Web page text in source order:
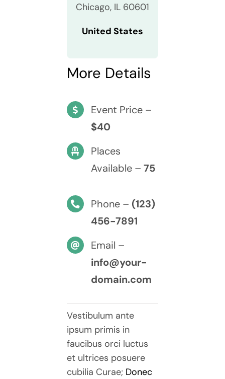
Chicago, IL 60601
United States
More Details
Event Price –
$40
Places
Available – 75
Phone – (123)
456-7891
Email –
info@your-
domain.com
Vestibulum ante
ipsum primis in
faucibus orci luctus
et ultrices posuere
cubilia Curae; Donec